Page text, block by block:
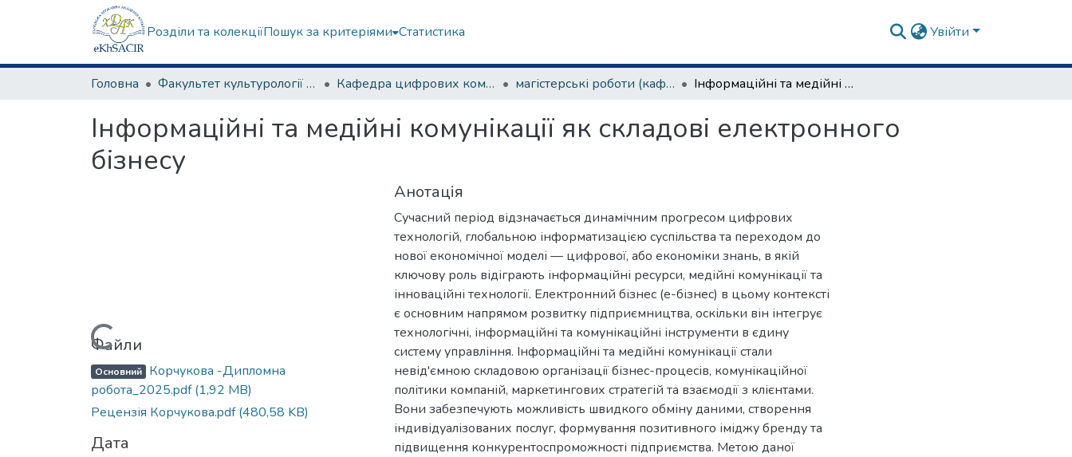
Розділи та колекціїПошук за критеріями Статистика Увійти
Головна Факультет культурології та соціальних комунікацій Кафедра цифрових комунікацій та інформаційних технологій магістерські роботи (кафедра цифрових комунікацій та інформаційних технологій) Інформаційні та медійні комунікації як складові електронного бізнесу
Інформаційні та медійні комунікації як складові електронного
бізнесу
Вантажиться...
Файли
Основний Корчукова -Дипломна
робота_2025.pdf(1,92 MB)
Рецензія Корчукова.pdf(480,58 KB)
Дата
Анотація
Сучасний період відзначається динамічним прогресом цифрових
технологій, глобальною інформатизацією суспільства та переходом до
нової економічної моделі — цифрової, або економіки знань, в якій
ключову роль відіграють інформаційні ресурси, медійні комунікації та
інноваційні технології. Електронний бізнес (е-бізнес) в цьому контексті
є основним напрямом розвитку підприємництва, оскільки він інтегрує
технологічні, інформаційні та комунікаційні інструменти в єдину
систему управління. Інформаційні та медійні комунікації стали
невід'ємною складовою організації бізнес-процесів, комунікаційної
політики компаній, маркетингових стратегій та взаємодії з клієнтами.
Вони забезпечують можливість швидкого обміну даними, створення
індивідуалізованих послуг, формування позитивного іміджу бренду та
підвищення конкурентоспроможності підприємства. Метою даної